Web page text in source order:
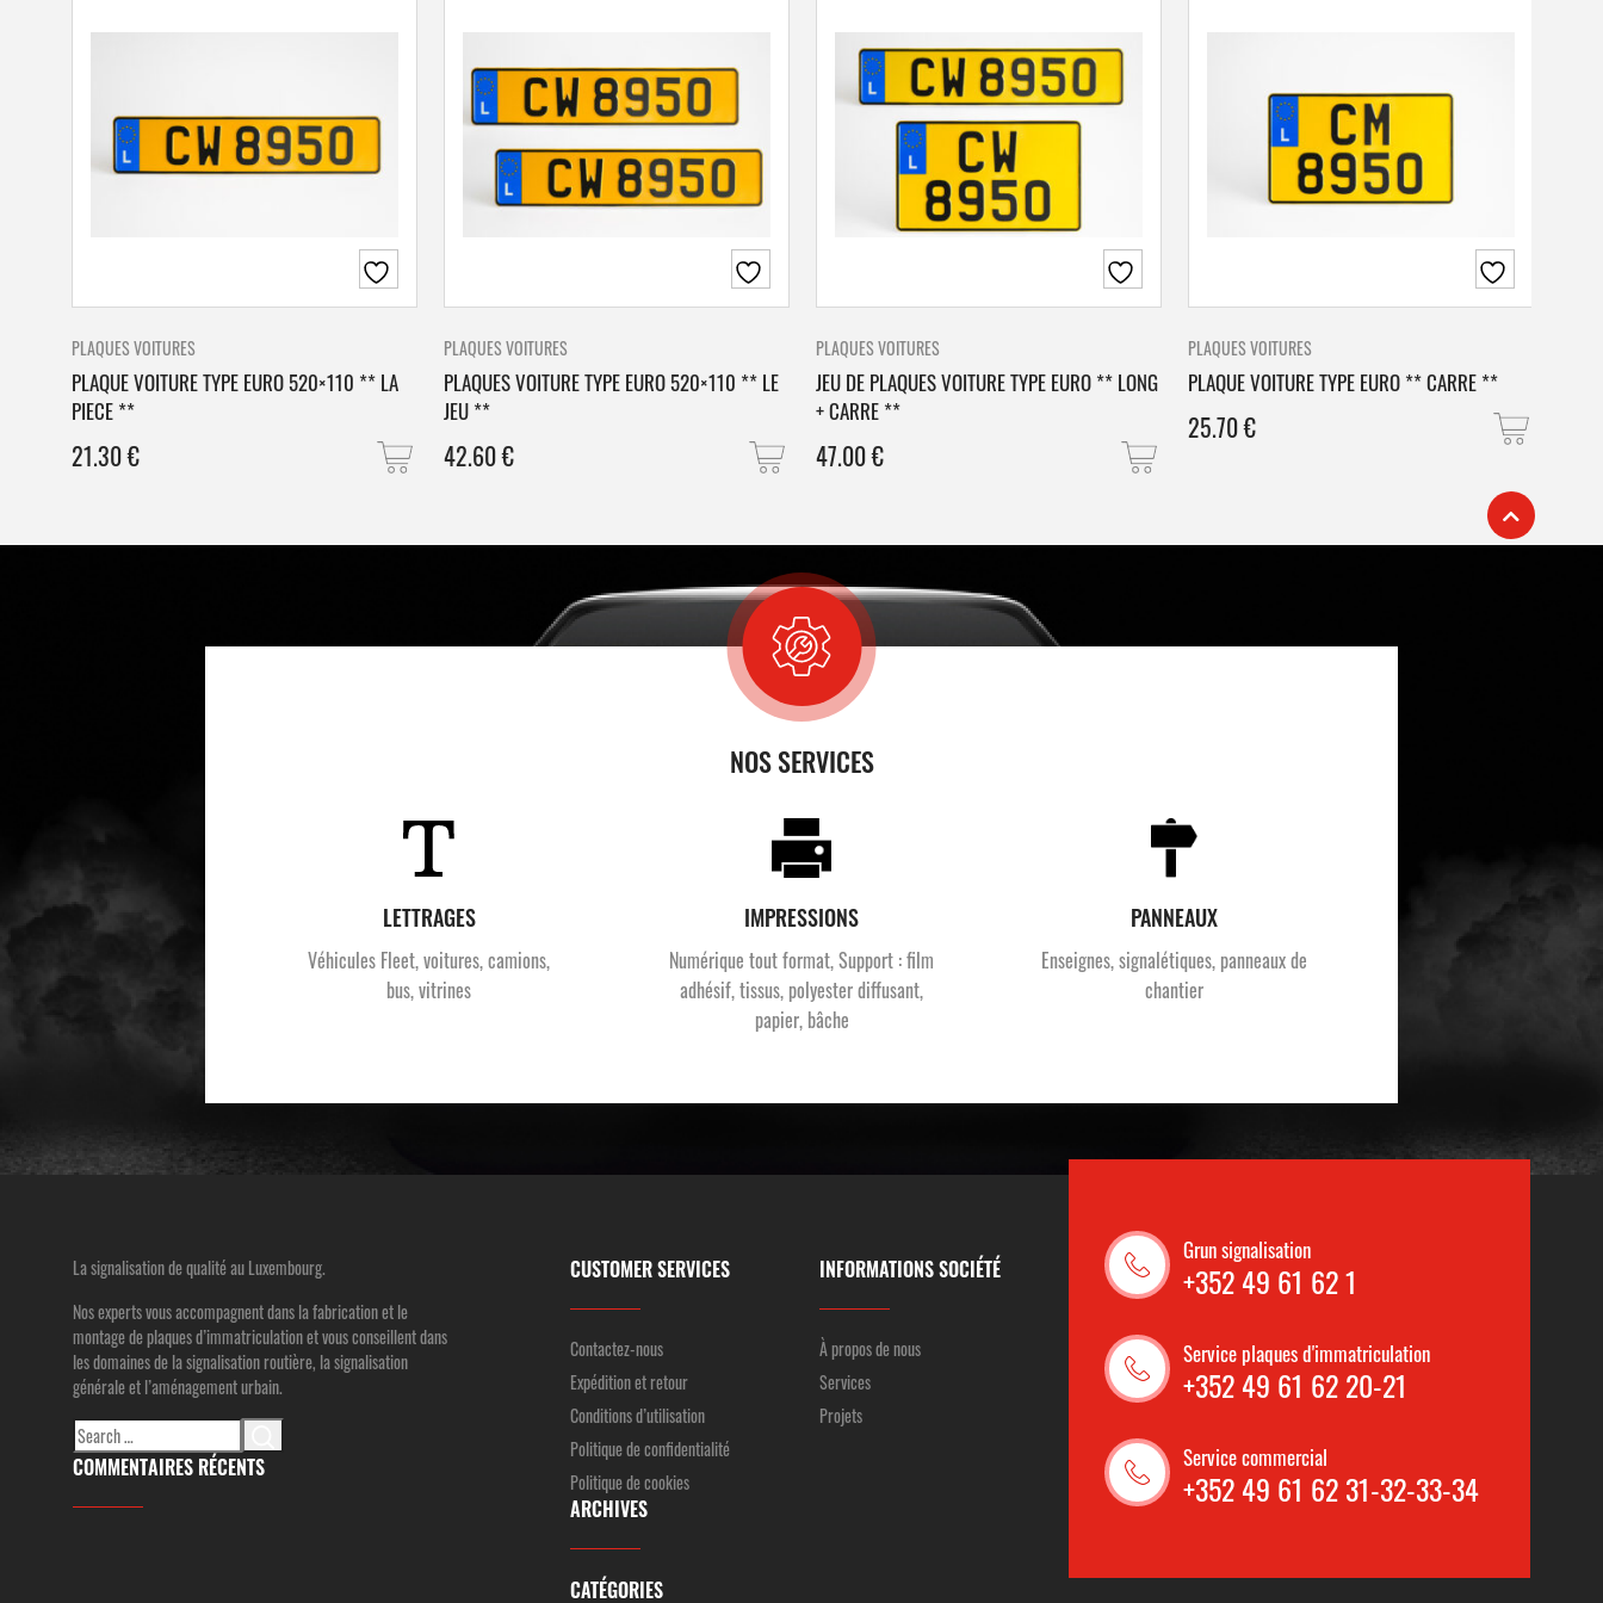
PLAQUES VOITURES
PLAQUE VOITURE TYPE EURO 520×110 ** LA
PIECE **
21.30€
PLAQUES VOITURES
PLAQUES VOITURE TYPE EURO 520×110 ** LE
JEU **
42.60€
PLAQUES VOITURES
JEU DE PLAQUES VOITURE TYPE EURO ** LONG
+ CARRE **
47.00€
PLAQUES VOITURES
PLAQUE VOITURE TYPE EURO ** CARRE **
25.70€
NOS SERVICES
LETTRAGES
Véhicules Fleet, voitures, camions,
bus, vitrines
IMPRESSIONS
Numérique tout format, Support : film
adhésif, tissus, polyester diffusant,
papier, bâche
PANNEAUX
Enseignes, signalétiques, panneaux de
chantier
La signalisation de qualité au Luxembourg.
Nos experts vous accompagnent dans la fabrication et le
montage de plaques d’immatriculation et vous conseillent dans
les domaines de la signalisation routière, la signalisation
générale et l’aménagement urbain.
Search
for:
COMMENTAIRES RÉCENTS
CUSTOMER SERVICES
Contactez-nous
Expédition et retour
Conditions d’utilisation
Politique de confidentialité
Politique de cookies
ARCHIVES
CATÉGORIES
INFORMATIONS SOCIÉTÉ
À propos de nous
Services
Projets
Grun signalisation
+352 49 61 62 1
Service plaques d'immatriculation
+352 49 61 62 20-21
Service commercial
+352 49 61 62 31-32-33-34